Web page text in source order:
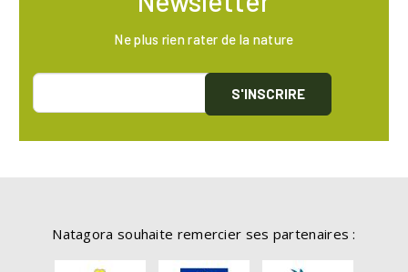
Ne plus rien rater de la nature
S'INSCRIRE
Natagora souhaite remercier ses partenaires :